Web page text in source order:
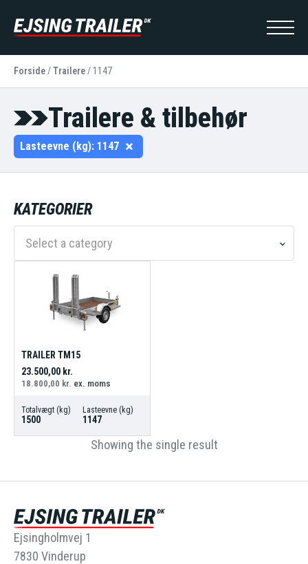
Forside/Trailere/ 1147
Trailere & tilbehør
Lasteevne (kg): 1147
KATEGORIER
Select a category
Showing the single result
TRAILER TM15
23.500,00 kr.
18.800,00 kr. ex. moms
Totalvægt (kg)
1500
Lasteevne (kg)
1147
Ejsingholmvej 1
7830 Vinderup